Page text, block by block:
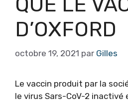
D’OXFORD
octobre 19, 2021 par Gilles
Le vaccin produit par la
le virus Sars-CoV-2